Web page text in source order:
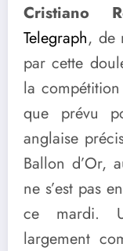
Cristiano
Telegraph, de
par cette
la
que prévu
anglaise
Ballon d’Or,
ne s’est pas
ce mardi.
largement